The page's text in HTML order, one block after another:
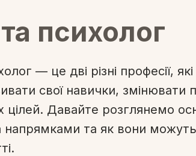
психолог
— це дві різні професії,
свої навички, змінювати
цілей. Давайте розглянемо
та як вони